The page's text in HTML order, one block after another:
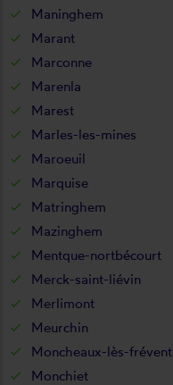
Maninghem
Marant
Marconne
Marenla
Marest
Marles-les-mines
Maroeuil
Marquise
Matringhem
Mazinghem
Mentque-nortbécourt
Merck-saint-liévin
Merlimont
Meurchin
Moncheaux-lès-frévent
Monchiet